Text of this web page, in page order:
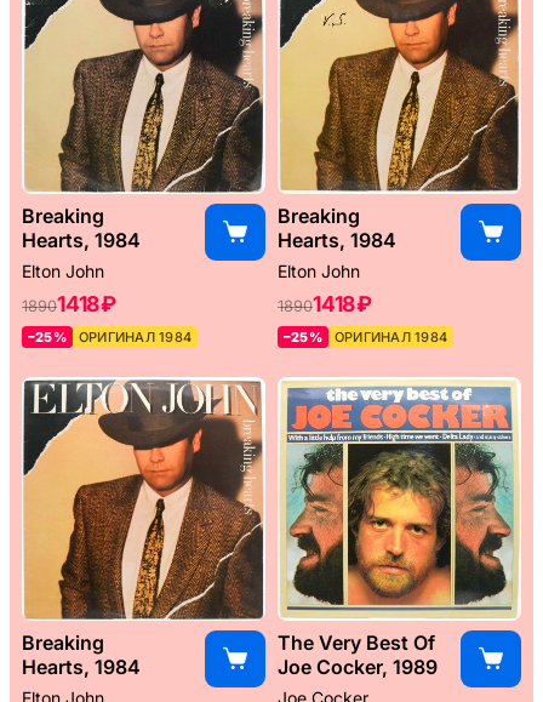
Breaking
Hearts, 1984
Elton John
18901418 ₽
–25% ОРИГИНАЛ 1984
Breaking
Hearts, 1984
Elton John
18901418 ₽
–25% ОРИГИНАЛ 1984
Breaking
Hearts, 1984
Elton John
The Very Best Of
Joe Cocker, 1989
Joe Cocker